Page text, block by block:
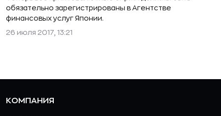
обязательно зарегистрированы в Агентстве
финансовых услуг Японии.
26 июля 2017, 13:21
КОМПАНИЯ